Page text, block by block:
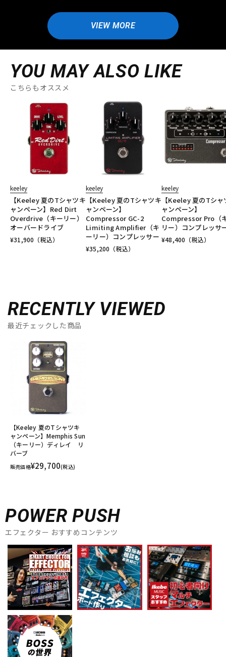
VIEW MORE
YOU MAY ALSO LIKE
こちらもオススメ
keeley
【Keeley 夏のTシャツキ
ャンペーン】Red Dirt
Overdrive（キーリー）
オーバードライブ
¥31,900 （税込）
keeley
【Keeley 夏のTシャツキ
ャンペーン】
Compressor GC-2
Limiting Amplifier（キ
ーリー）コンプレッサー
¥35,200 （税込）
keeley
【Keeley 夏のTシャ
ャンペーン】
Compressor Pro（
リー）コンプレッサ
¥48,400 （税込）
RECENTLY VIEWED
最近チェックした商品
【Keeley 夏のTシャツキ
ャンペーン】Memphis Sun
（キーリー）ディレイ リ
バーブ
販売価格¥29,700(税込)
POWER PUSH
エフェクター おすすめコンテンツ